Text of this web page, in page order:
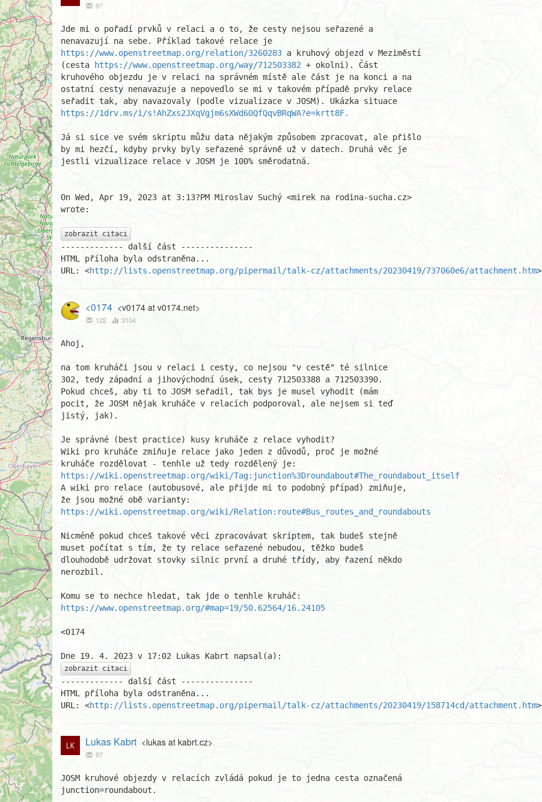
97
Jde mi o pořadí prvků v relaci a o to, že cesty nejsou seřazené a
https://www.openstreetmap.org/relation/3260283 a kruhový objezd v Meziměstí
(cesta
https://www.openstreetmap.org/way/712503382 + okolni). Část
kruhového objezdu je v relaci na správném místě ale část je na konci a na
ostatní cesty nenavazuje a nepovedlo se mi v takovém případě prvky relace
https://1drv.ms/i/s!AhZxs2JXqVgjm6sXWd60QfQqvBRqWA?e=krtt8F.
Já si sice ve svém skriptu můžu data nějakým způsobem zpracovat, ale přišlo
by mi hezčí, kdyby prvky byly seřazené správně už v datech. Druhá věc je
jestli vizualizace relace v JOSM je 100% směrodatná.
On Wed, Apr 19, 2023 at 3:13?PM Miroslav Suchý <mirek na rodina-sucha.cz>
wrote:
zobrazit citaci
------------- další část ---------------
HTML příloha byla odstraněna...
URL: <http://lists.openstreetmap.org/pipermail/talk-cz/attachments/20230419/737060e6/attachment.htm>
<0174 <v0174 at v0174.net>
122 3104
Ahoj,
na tom kruháči jsou v relaci i cesty, co nejsou "v cestě" té silnice
302, tedy západní a jihovýchodní úsek, cesty 712503388 a 712503390.
Pokud chceš, aby ti to JOSM seřadil, tak bys je musel vyhodit (mám
pocit, že JOSM nějak kruháče v relacích podporoval, ale nejsem si teď
jistý, jak).
Je správné (best practice) kusy kruháče z relace vyhodit?
Wiki pro kruháče zmiňuje relace jako jeden z důvodů, proč je možné
https://wiki.openstreetmap.org/wiki/Tag:junction%3Droundabout#The_roundabout_itself
A wiki pro relace (autobusové, ale přijde mi to podobný případ) zmiňuje,
https://wiki.openstreetmap.org/wiki/Relation:route#Bus_routes_and_roundabouts
Nicméně pokud chceš takové věci zpracovávat skriptem, tak budeš stejně
muset počítat s tím, že ty relace seřazené nebudou, těžko budeš
dlouhodobě udržovat stovky silnic první a druhé třídy, aby řazení někdo
nerozbil.
https://www.openstreetmap.org/#map=19/50.62564/16.24105
<0174
zobrazit citaci
------------- další část ---------------
HTML příloha byla odstraněna...
URL: <http://lists.openstreetmap.org/pipermail/talk-cz/attachments/20230419/158714cd/attachment.htm>
Lukas Kabrt <lukas at kabrt.cz>
97
JOSM kruhové objezdy v relacích zvládá pokud je to jedna cesta označená
junction=roundabout.